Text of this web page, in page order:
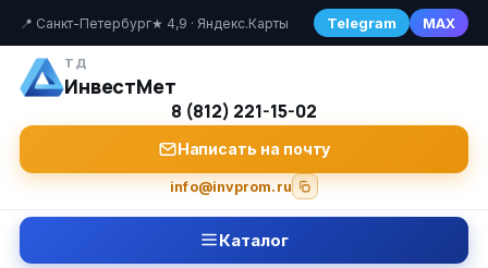
📍 Санкт-Петербург★ 4,9 · Яндекс.Карты Telegram MAX
ТД
ИнвестМет
8 (812) 221-15-02
Написать на почту
info@invprom.ru
Каталог